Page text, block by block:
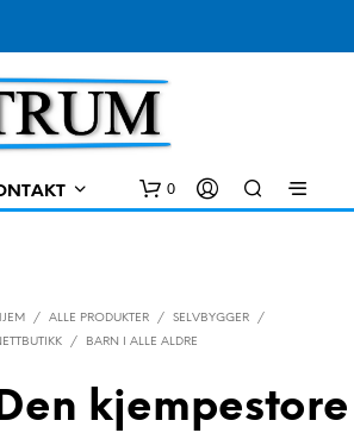
0
/ ALLE PRODUKTER / SELVBYGGER
/
/ BARN I ALLE ALDRE